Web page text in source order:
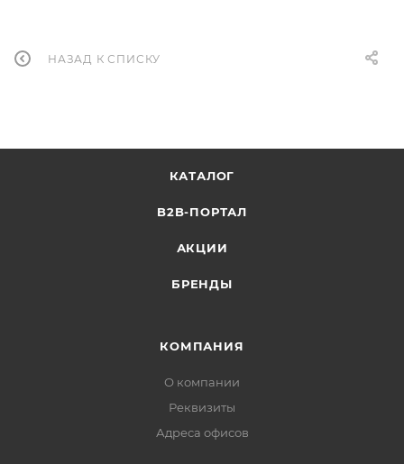
НАЗАД К СПИСКУ
КАТАЛОГ
B2B-ПОРТАЛ
АКЦИИ
БРЕНДЫ
КОМПАНИЯ
О компании
Реквизиты
Адреса офисов